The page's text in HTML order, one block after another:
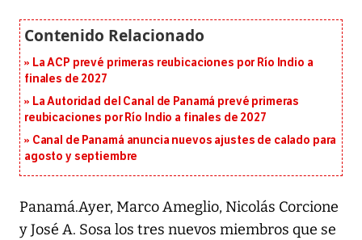
La ACP prevé primeras reubicaciones por Río Indio a
finales de 2027
La Autoridad del Canal de Panamá prevé primeras
reubicaciones por Río Indio a finales de 2027
Canal de Panamá anuncia nuevos ajustes de calado para
agosto y septiembre
Panamá.Ayer, Marco Ameglio, Nicolás Corcione
y José A. Sosa los tres nuevos miembros que se